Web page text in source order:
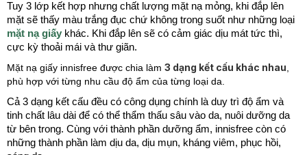
Tuy 3 lớp kết hợp nhưng chất lượng mặt nạ mỏng, khi đắp lên
mặt sẽ thấy màu trắng đục chứ không trong suốt như những loại
mặt nạ giấy khác. Khi đắp lên sẽ có cảm giác dịu mát tức thì,
cực kỳ thoải mái và thư giãn.
Mặt nạ giấy innisfree được chia làm 3 dạng kết cấu khác nhau
phù hợp với từng nhu cầu độ ẩm của từng loại da.
Cả 3 dạng kết cấu đều có công dụng chính là duy trì độ ẩm và
tinh chất lâu dài để có thể thẩm thấu sâu vào da, nuôi dưỡng da
từ bên trong. Cùng với thành phần dưỡng ẩm, innisfree còn có
những thành phần làm dịu da, dịu mụn, kháng viêm, phục hồi,